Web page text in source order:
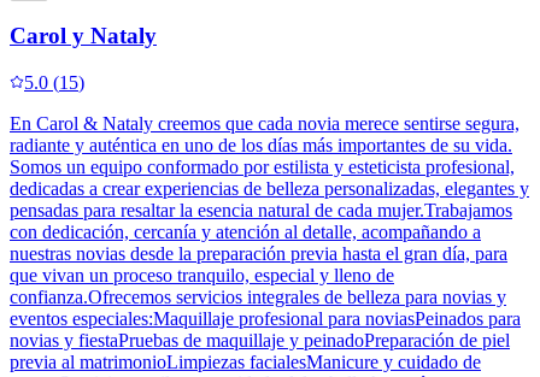
Carol y Nataly
5.0 (15)
En Carol & Nataly creemos que cada novia merece sentirse segura,
radiante y auténtica en uno de los días más importantes de su vida.
Somos un equipo conformado por estilista y esteticista profesional,
dedicadas a crear experiencias de belleza personalizadas, elegantes y
pensadas para resaltar la esencia natural de cada mujer.Trabajamos
con dedicación, cercanía y atención al detalle, acompañando a
nuestras novias desde la preparación previa hasta el gran día, para
que vivan un proceso tranquilo, especial y lleno de
confianza.Ofrecemos servicios integrales de belleza para novias y
eventos especiales:Maquillaje profesional para noviasPeinados para
novias y fiestaPruebas de maquillaje y peinadoPreparación de piel
previa al matrimonioLimpiezas facialesManicure y cuidado de